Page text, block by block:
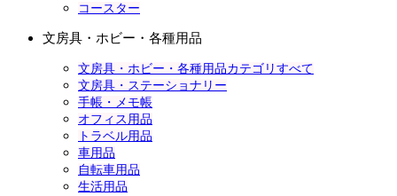
コースター
文房具・ホビー・各種用品
文房具・ホビー・各種用品カテゴリすべて
文房具・ステーショナリー
手帳・メモ帳
オフィス用品
トラベル用品
車用品
自転車用品
生活用品